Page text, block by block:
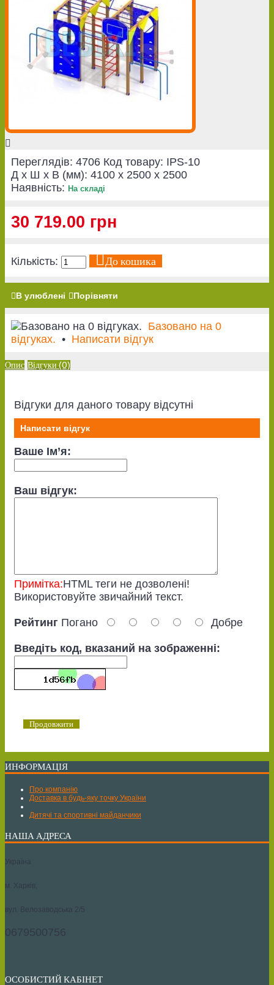
Переглядів: 4706 Код товару: IPS-10
Д x Ш x В (мм): 4100 x 2500 x 2500
Наявність: На складі
30 719.00 грн
Кількість: До кошика
В улюблені Порівняти
Базовано на 0
відгуках. • Написати відгук
Опис Відгуки (0)
Відгуки для даного товару відсутні
Написати відгук
Ваше Ім’я:
Ваш відгук:
Примітка:HTML теги не дозволені!
Використовуйте звичайний текст.
Рейтинг Погано Добре
Введіть код, вказаний на зображенні:
Продовжити
ИНФОРМАЦІЯ
Про компанію
Доставка в будь-яку точку України
Дитячі та спортивні майданчики
НАША АДРЕСА
Україна
м. Харків,
вул. Велозаводська 2/5
0679500756
ОСОБИСТИЙ КАБІНЕТ